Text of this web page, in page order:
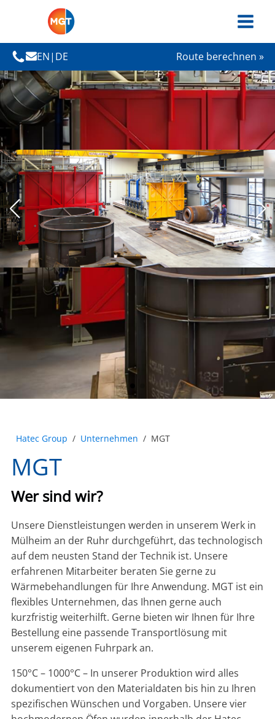
EN| DE Route berechnen »
Hatec Group / Unternehmen / MGT
MGT
Wer sind wir?
Unsere Dienstleistungen werden in unserem Werk in
Mülheim an der Ruhr durchgeführt, das technologisch
auf dem neusten Stand der Technik ist. Unsere
erfahrenen Mitarbeiter beraten Sie gerne zu
Wärmebehandlungen für Ihre Anwendung. MGT ist ein
flexibles Unternehmen, das Ihnen gerne auch
kurzfristig weiterhilft. Gerne bieten wir Ihnen für Ihre
Bestellung eine passende Transportlösung mit
unserem eigenen Fuhrpark an.
150°C – 1000°C – In unserer Produktion wird alles
dokumentiert von den Materialdaten bis hin zu Ihren
spezifischen Wünschen und Vorgaben. Unsere vier